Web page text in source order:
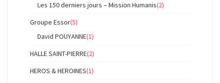
Les 150 derniers jours – Mission Humanis(2)
Groupe Essor(5)
David POUYANNE(1)
HALLE SAINT-PIERRE(2)
HEROS & HEROINES(1)